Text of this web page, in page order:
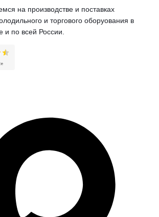
на производстве и поставках
и торгового оборуования в
по всей России.